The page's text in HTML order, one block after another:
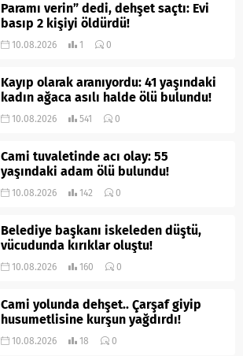
Paramı verin” dedi, dehşet saçtı: Evi
basıp 2 kişiyi öldürdü!
10.08.2026 1 0
Kayıp olarak aranıyordu: 41 yaşındaki
kadın ağaca asılı halde ölü bulundu!
10.08.2026 541 0
Cami tuvaletinde acı olay: 55
yaşındaki adam ölü bulundu!
10.08.2026 142 0
Belediye başkanı iskeleden düştü,
vücudunda kırıklar oluştu!
10.08.2026 160 0
Cami yolunda dehşet.. Çarşaf giyip
husumetlisine kurşun yağdırdı!
10.08.2026 18 0